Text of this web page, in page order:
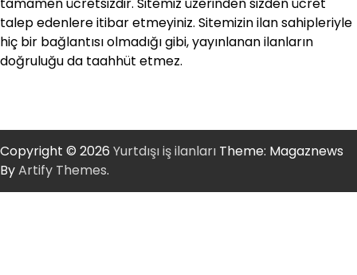
talep edenlere itibar etmeyiniz. Sitemizin ilan sahipleriyle
hiç bir bağlantısı olmadığı gibi, yayınlanan ilanların
doğruluğu da taahhüt etmez.
Copyright © 2026 Yurtdışı iş ilanları Theme: Magaznews
ByArtify Themes.